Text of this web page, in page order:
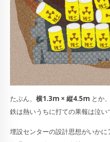
たぶん、 横1.3m × 縦4.5m とか
鉄は熱いうちに打ての果報は泣い
埋設センターの設計思想がいか